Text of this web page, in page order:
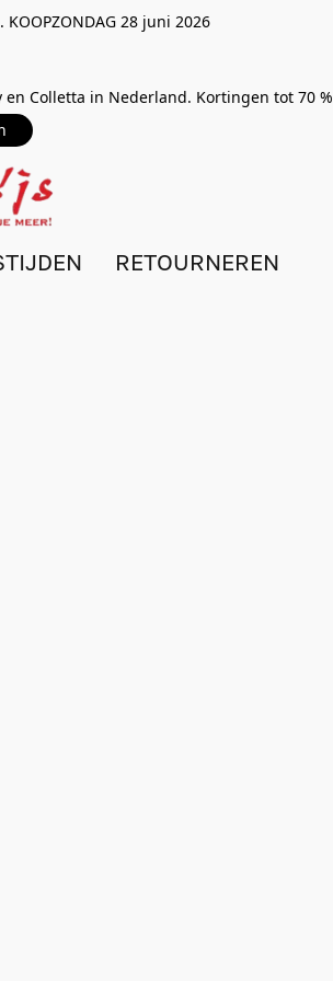
28 juni 2026
en Colletta in Nederland. Kortingen tot 70 %
RETOURNEREN